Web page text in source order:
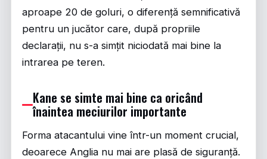
aproape 20 de goluri, o diferență semnificativă
pentru un jucător care, după propriile
declarații, nu s-a simțit niciodată mai bine la
intrarea pe teren.
Kane se simte mai bine ca oricând
înaintea meciurilor importante
Forma atacantului vine într-un moment crucial,
deoarece Anglia nu mai are plasă de siguranță.